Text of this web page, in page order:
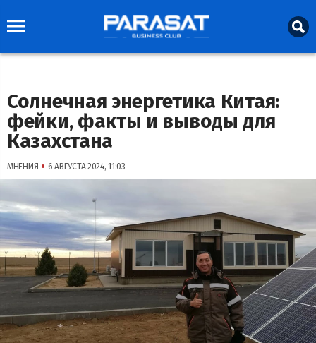
Солнечная энергетика Китая:
фейки, факты и выводы для
Казахстана
МНЕНИЯ • 6 АВГУСТА 2024, 11:03